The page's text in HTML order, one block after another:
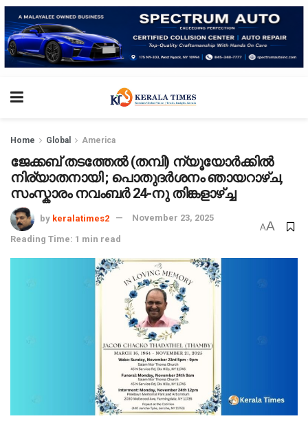
Home Global America
ജേക്കബ് തടത്തേൽ (തമ്പി) ന്യൂയോർക്കിൽ
നിര്യാതനായി ; പൊതുദർശനം ഞായറാഴ്ച,
സംസ്കാരം നവംബർ 24-നു തിങ്കളാഴ്ച്ച
by keralatimes2 November 23, 2025
Reading Time: 1 min read
AA